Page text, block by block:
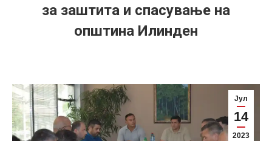
за заштита и спасување на
општина Илинден
Јул
14
2023